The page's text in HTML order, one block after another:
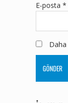
E-posta *
Daha